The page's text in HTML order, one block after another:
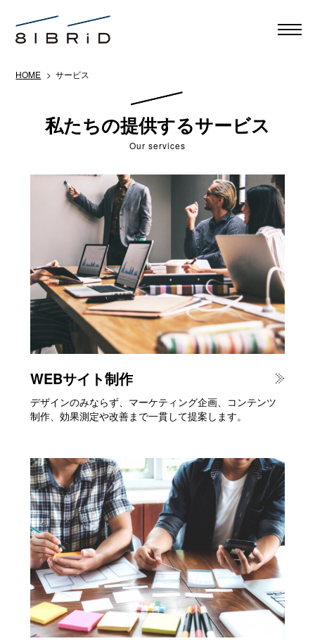
HOME > サービス
私たちの提供するサービス
Our services
WEBサイト制作
デザインのみならず、マーケティング企画、コンテンツ
制作、効果測定や改善まで一貫して提案します。